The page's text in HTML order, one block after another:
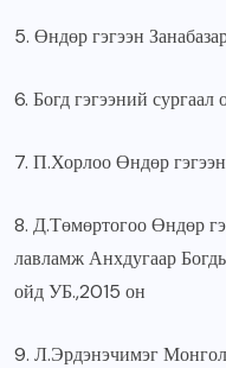
5. Өндөр гэгээн
6. Богд гэгээний сургаал
7. П.Хорлоо Өндөр
8. Д.Төмөртогоо Өндөр
лавламж Анхдугаар
ойд УБ.,2015 он
9. Л.Эрдэнэчимэг